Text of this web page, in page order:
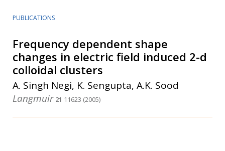
PUBLICATIONS
Frequency dependent shape
changes in electric field induced 2-d
colloidal clusters
A. Singh Negi, K. Sengupta, A.K. Sood
Langmuir 21 11623 (2005)